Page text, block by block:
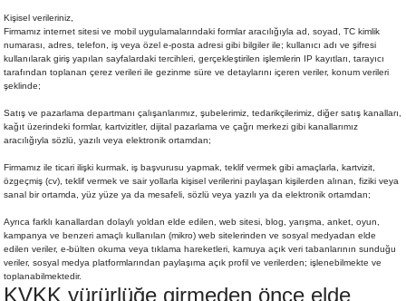
Kişisel verileriniz,
Firmamız internet sitesi ve mobil uygulamalarındaki formlar aracılığıyla ad, soyad, TC kimlik
numarası, adres, telefon, iş veya özel e-posta adresi gibi bilgiler ile; kullanıcı adı ve şifresi
kullanılarak giriş yapılan sayfalardaki tercihleri, gerçekleştirilen işlemlerin IP kayıtları, tarayıcı
tarafından toplanan çerez verileri ile gezinme süre ve detaylarını içeren veriler, konum verileri
şeklinde;
Satış ve pazarlama departmanı çalışanlarımız, şubelerimiz, tedarikçilerimiz, diğer satış kanalları,
kağıt üzerindeki formlar, kartvizitler, dijital pazarlama ve çağrı merkezi gibi kanallarımız
aracılığıyla sözlü, yazılı veya elektronik ortamdan;
Firmamız ile ticari ilişki kurmak, iş başvurusu yapmak, teklif vermek gibi amaçlarla, kartvizit,
özgeçmiş (cv), teklif vermek ve sair yollarla kişisel verilerini paylaşan kişilerden alınan, fiziki veya
sanal bir ortamda, yüz yüze ya da mesafeli, sözlü veya yazılı ya da elektronik ortamdan;
Ayrıca farklı kanallardan dolaylı yoldan elde edilen, web sitesi, blog, yarışma, anket, oyun,
kampanya ve benzeri amaçlı kullanılan (mikro) web sitelerinden ve sosyal medyadan elde
edilen veriler, e-bülten okuma veya tıklama hareketleri, kamuya açık veri tabanlarının sunduğu
veriler, sosyal medya platformlarından paylaşıma açık profil ve verilerden; işlenebilmekte ve
toplanabilmektedir.
KVKK yürürlüğe girmeden önce elde